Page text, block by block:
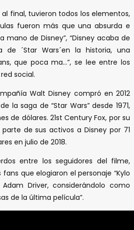
final, tuvieron todos los elementos,
fueron más que una absurda e
mano de Disney”, “Disney acaba de
´Star Wars´en la historia, una
que poca ma…”, se lee entre los
social.
Walt Disney compró en 2012
la saga de “Star Wars” desde 1971,
de dólares. 21st Century Fox, por su
de sus activos a Disney por 71
en julio de 2018.
entre los seguidores del filme,
que elogiaron el personaje “Kylo
Driver, considerándolo como
de la última película”.